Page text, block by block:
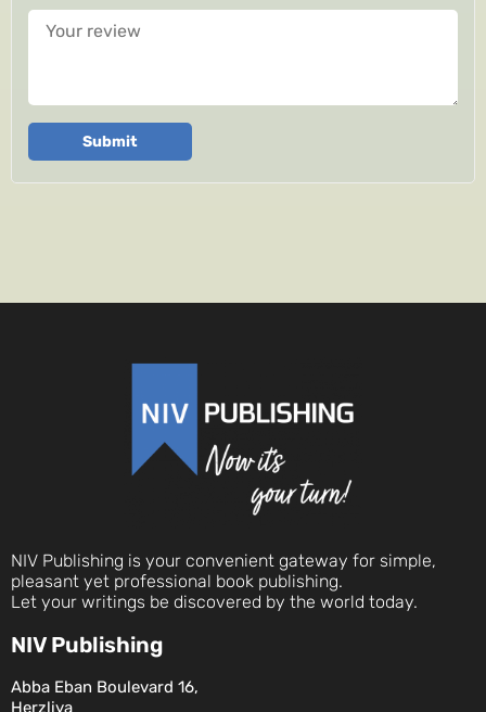
Your review
Submit
NIV Publishing is your convenient gateway for simple,
pleasant yet professional book publishing.
Let your writings be discovered by the world today.
NIV Publishing
Abba Eban Boulevard 16,
Herzliya